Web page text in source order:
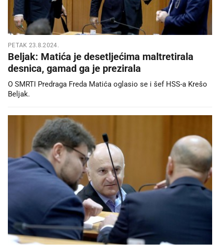
PETAK 23.8.2024.
Beljak: Matića je desetljećima maltretirala
desnica, gamad ga je prezirala
O SMRTI Predraga Freda Matića oglasio se i šef HSS-a Krešo
Beljak.